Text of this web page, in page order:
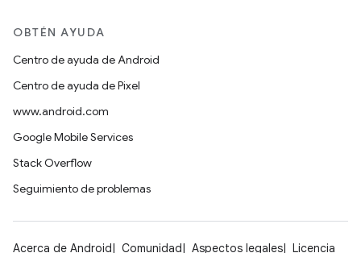
OBTÉN AYUDA
Centro de ayuda de Android
Centro de ayuda de Pixel
www.android.com
Google Mobile Services
Stack Overflow
Seguimiento de problemas
Acerca de Android Comunidad Aspectos legales Licencia